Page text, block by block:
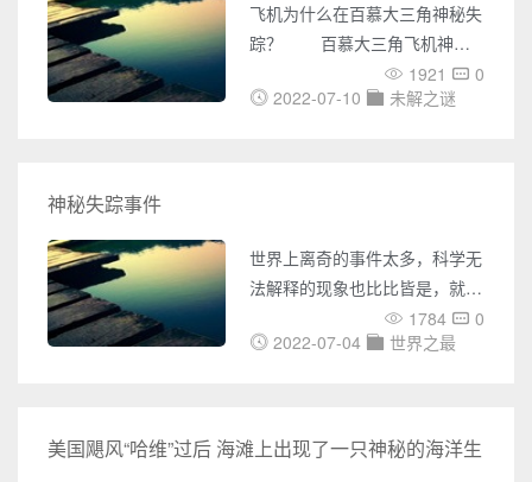
时，奇闻网还收集了大量未解之
谜的
启发了我， 卡耐基曾经说过，
一个不注意小事情的人，永远不
会成就大事业。我希望诸位也能
好好地体会这句话。 就我个人
件，到底是一种怎么样的
飞机为什么在百慕大三角神秘失
踪？ 百慕大三角飞机神秘
失踪事件探秘百慕大：谜团初现
百慕大三角有多神秘?飞机船只
这里经常发生一些超自然现象。
1918年，美国海军船只“库克罗
普斯”号连同船上306人一起失
踪，这是美国海军非战时单次人
1921
0
2022-07-10
未解之谜
神秘失踪事件
世界上离奇的事件太多，科学无
法解释的现象也比比皆是，就像
下面这些离奇的失踪事件，你简
直都不敢相信这世上真的发生过
事件1、莫斯科一地铁与乘客瞬
间消失1975年的一天，莫斯科
1784
0
2022-07-04
世界之最
美国飓风“哈维”过后 海滩上出现了一只神秘的海洋生